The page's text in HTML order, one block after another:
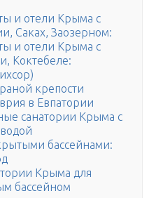
и отели Крыма с
Саках, Заозерном:
и отели Крыма с
Коктебеле:
крепости
в Евпатории
санатории Крыма с
бассейнами:
Крыма для
бассейном